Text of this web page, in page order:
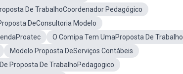
De TrabalhoCoordenador Pedagógico
DeConsultoria Modelo
O Comipa Tem UmaProposta De Trabalho
Modelo Proposta DeServiços Contábeis
Proposta De TrabalhoPedagogico